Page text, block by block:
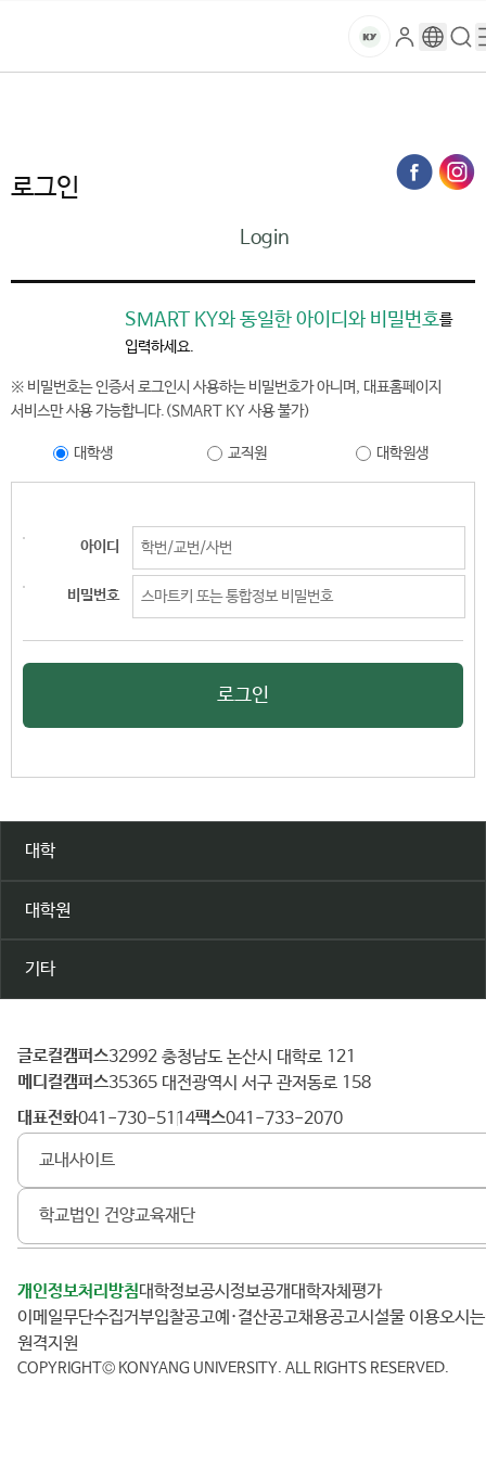
건
대
교
마
로
그
구
글
검
색
메로그인
Login
SMART KY와 동일한 아이디와 비밀번호를
입력하세요.
※ 비밀번호는 인증서 로그인시 사용하는 비밀번호가 아니며, 대표홈페이지
서비스만 사용 가능합니다.(SMART KY 사용 불가)
대학생 교직원 대학원생
아이디
비밀번호
로그인
대학
대학원
기타
건
양
대
학
글로컬캠퍼스 32992 충청남도 논산시 대학로 121
메디컬캠퍼스 35365 대전광역시 서구 관저동로 158
대표전화 041-730-5114 팩스 041-733-2070
교내사이트
학교법인 건양교육재단
개인정보처리방침 대학정보공시 정보공개
대학자체평가
이메일무단수집거부
입찰공고 예·결산공고 채용공고 시설물 이용
오시
원격지원
COPYRIGHT© KONYANG UNIVERSITY. ALL RIGHTS RESERVED.